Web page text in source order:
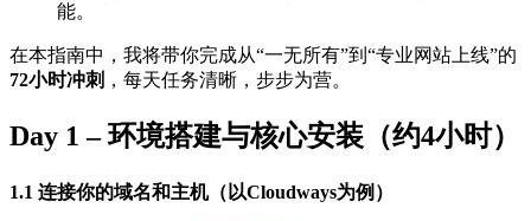
能。
在本指南中，我将带你完成从“一无所有”到“专业网站上线”的
72小时冲刺 ，每天任务清晰，步步为营。
Day 1 – 环境搭建与核心安装（约4小时）
1.1 连接你的域名和主机（以Cloudways为例）